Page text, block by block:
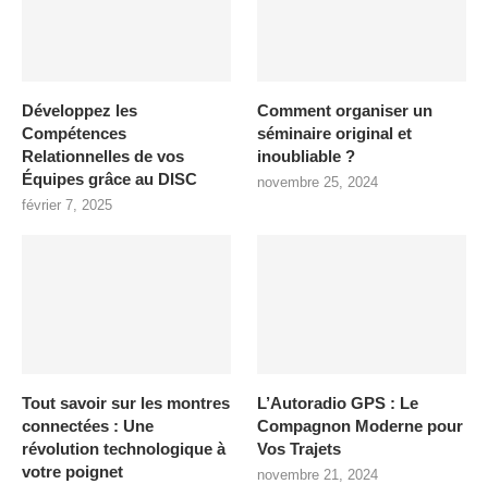
Développez les
Compétences
Relationnelles de vos
Équipes grâce au DISC
février 7, 2025
Comment organiser un
séminaire original et
inoubliable ?
novembre 25, 2024
Tout savoir sur les montres
connectées : Une
révolution technologique à
votre poignet
L’Autoradio GPS : Le
Compagnon Moderne pour
Vos Trajets
novembre 21, 2024